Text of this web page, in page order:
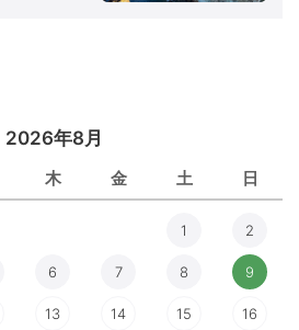
2026年8月
木 金 土 日
1 2
6 7 8 9
13 14 15 16